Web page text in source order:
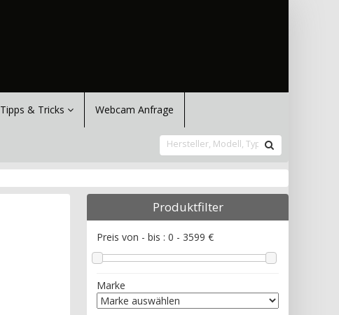
Tipps & Tricks Webcam Anfrage
Produktfilter
Preis von - bis : 0 - 3599 €
Marke